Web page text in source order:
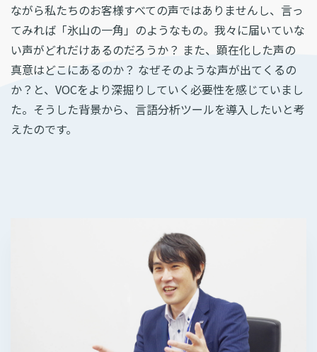
ながら私たちのお客様すべての声ではありませんし、言っ
てみれば「氷山の一角」のようなもの。我々に届いていな
い声がどれだけあるのだろうか？ また、顕在化した声の
真意はどこにあるのか？ なぜそのような声が出てくるの
か？と、VOCをより深掘りしていく必要性を感じていまし
た。そうした背景から、言語分析ツールを導入したいと考
えたのです。